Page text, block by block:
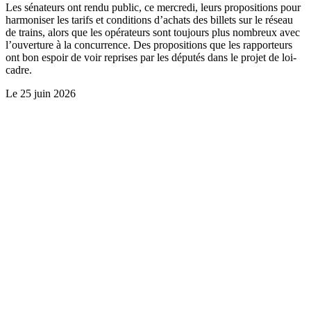
Les sénateurs ont rendu public, ce mercredi, leurs propositions pour
harmoniser les tarifs et conditions d’achats des billets sur le réseau
de trains, alors que les opérateurs sont toujours plus nombreux avec
l’ouverture à la concurrence. Des propositions que les rapporteurs
ont bon espoir de voir reprises par les députés dans le projet de loi-
cadre.
Le 25 juin 2026